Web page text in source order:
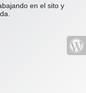
en el sito y